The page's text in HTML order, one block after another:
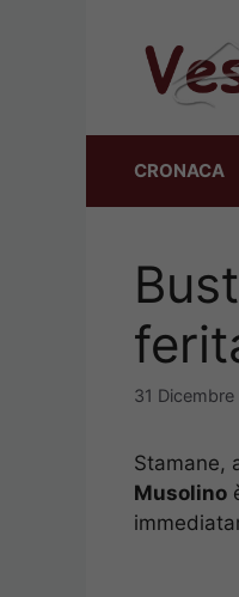
CRONACA
31 Dicembre
Stamane,
Musolino